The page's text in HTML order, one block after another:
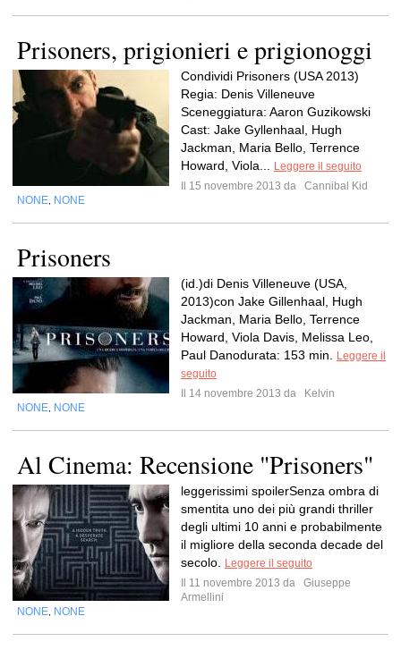
Prisoners, prigionieri e prigionoggi
Condividi Prisoners (USA 2013)
Regia: Denis Villeneuve
Sceneggiatura: Aaron Guzikowski
Cast: Jake Gyllenhaal, Hugh
Jackman, Maria Bello, Terrence
Howard, Viola...
Leggere il seguito
Il 15 novembre 2013 da
Cannibal Kid
NONE NONE
Prisoners
(id.)di Denis Villeneuve (USA,
2013)con Jake Gillenhaal, Hugh
Jackman, Maria Bello, Terrence
Howard, Viola Davis, Melissa Leo,
Paul Danodurata: 153 min.
Leggere il
seguito
Il 14 novembre 2013 da
Kelvin
NONE NONE
Al Cinema: Recensione "Prisoners"
leggerissimi spoilerSenza ombra di
smentita uno dei più grandi thriller
degli ultimi 10 anni e probabilmente
il migliore della seconda decade del
secolo.
Leggere il seguito
Il 11 novembre 2013 da
Giuseppe
Armellini
NONE NONE